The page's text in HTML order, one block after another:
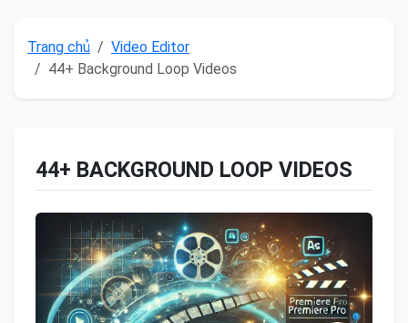
Trang chủ
Video Editor
44+ Background Loop Videos
44+ BACKGROUND LOOP VIDEOS